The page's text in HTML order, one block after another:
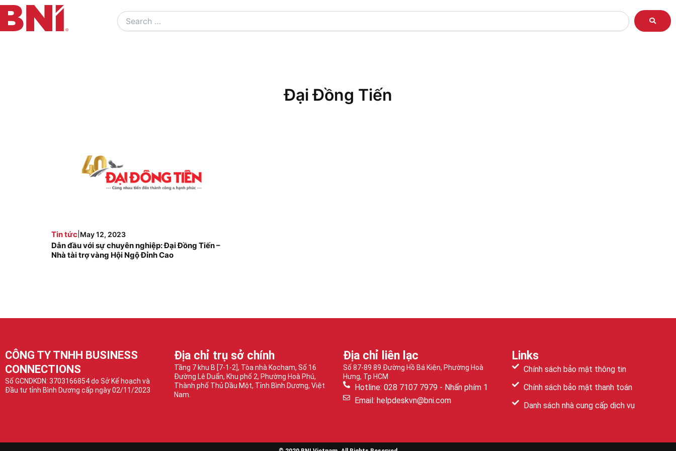
Search
…
Đại Đồng Tiến
Tin tức|May 12, 2023
Dẫn đầu với sự chuyên nghiệp: Đại Đồng Tiến –
Nhà tài trợ vàng Hội Ngộ Đỉnh Cao
CÔNG TY TNHH BUSINESS
CONNECTIONS
Số GCNDKDN: 3703166854 do Sở Kế hoạch và
Đầu tư tỉnh Bình Dương cấp ngày 02/11/2023
Địa chỉ trụ sở chính
Tầng 7 khu B [7-1-2], Tòa nhà Kocham, Số 16
Đường Lê Duẩn, Khu phố 2, Phường Hoà Phú,
Thành phố Thủ Dầu Một, Tỉnh Bình Dương, Việt
Nam.
Địa chỉ liên lạc
Số 87-89 89 Đường Hồ Bá Kiện, Phường Hoà
Hưng, Tp HCM
Hotline: 028 7107 7979 - Nhấn phím 1
Email: helpdeskvn@bni.com
Links
Chính sách bảo mật thông tin
Chính sách bảo mật thanh toán
Danh sách nhà cung cấp dịch vụ